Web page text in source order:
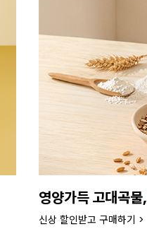
영양가득 고대곡물,
신상 할인받고 구매하기 >